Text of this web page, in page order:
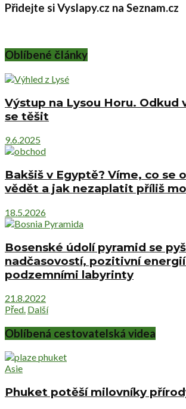
Přidejte si Vyslapy.cz na Seznam.cz
Oblíbené články
Výstup na Lysou Horu. Odkud
se těšit
9.6.2025
Bakšiš v Egyptě? Víme, co se
vědět a jak nezaplatit příliš
18.5.2026
Bosenské údolí pyramid se
nadčasovostí, pozitivní
podzemními labyrinty
21.8.2022
Před. Další
Oblíbená cestovatelská videa
Asie
Phuket potěší milovníky